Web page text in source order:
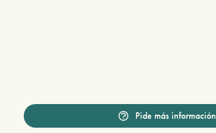
Pide más información